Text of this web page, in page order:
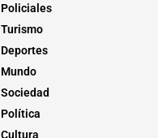
Policiales
Turismo
Deportes
Mundo
Sociedad
Política
Cultura